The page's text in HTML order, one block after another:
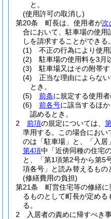
と。
(使用許可の取消し)
第20条
町長は、使用者が次
合において、駐車場の使
しを請求することができる。
(1)
不正の行為により使用
(2)
駐車場の使用料を3月
(3)
駐車場又はその附帯
(4)
正当な理由によらな
とき。
(5)
前条に規定する使用者
(6)
前各号に該当するほ
認めるとき。
2
前項の規定については、
準用する。
この場合におい
のは「駐車場」と、「入居
第4項中「近傍同種の住宅
と、「第1項第2号から第5
項各号」と読み替えるもの
(修繕費用の負担)
第21条
町営住宅等の修繕
るものとして町長が定め
る。
2
入居者の責めに帰すべき